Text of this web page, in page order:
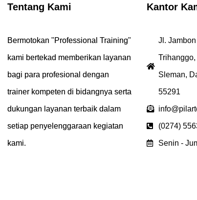
Tentang Kami
Bermotokan "Professional Training"
kami bertekad memberikan layanan
bagi para profesional dengan
trainer kompeten di bidangnya serta
dukungan layanan terbaik dalam
setiap penyelenggaraan kegiatan
kami.
Kantor
Jl.
Sleman,
55291
(0274)
Senin -